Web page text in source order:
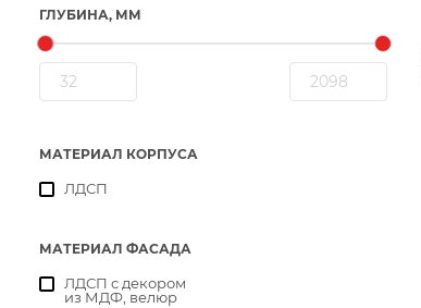
ГЛУБИНА, ММ
МАТЕРИАЛ КОРПУСА
ЛДСП
МАТЕРИАЛ ФАСАДА
ЛДСП с декором
из МДФ, велюр